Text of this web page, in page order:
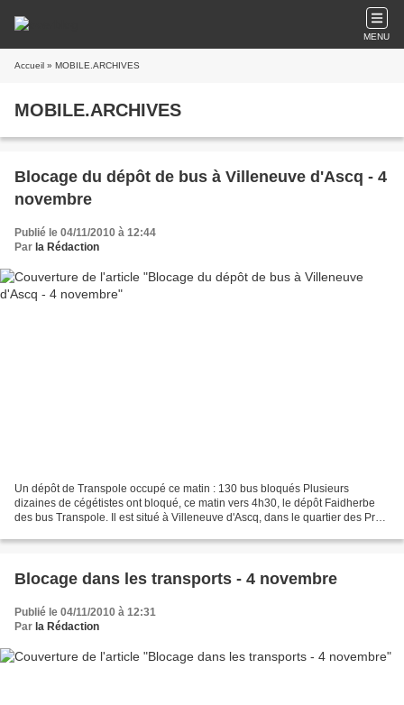
MENU
Accueil » MOBILE.ARCHIVES
MOBILE.ARCHIVES
Blocage du dépôt de bus à Villeneuve d'Ascq - 4
novembre
Publié le 04/11/2010 à 12:44
Par la Rédaction
Un dépôt de Transpole occupé ce matin : 130 bus bloqués Plusieurs
dizaines de cégétistes ont bloqué, ce matin vers 4h30, le dépôt Faidherbe
des bus Transpole. Il est situé à Villeneuve d'Ascq, dans le quartier des Prés,
Blocage dans les transports - 4 novembre
Publié le 04/11/2010 à 12:31
Par la Rédaction